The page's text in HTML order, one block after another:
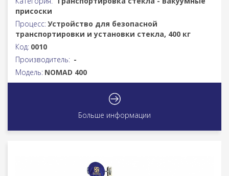
присоски
Процесс:Устройство для безопасной
транспортировки и установки стекла, 400 кг
Код: 0010
Производитель: -
Модель: NOMAD 400
Больше информации